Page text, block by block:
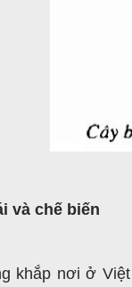
và chế biến
khắp nơi ở